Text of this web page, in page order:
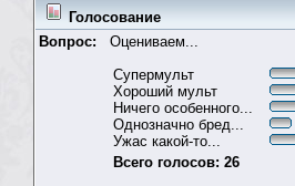
Голосование
Вопрос:
Оцениваем...
Супермульт
Хороший мульт
Ничего особенного...
Однозначно бред...
Ужас какой-то...
Всего голосов: 26